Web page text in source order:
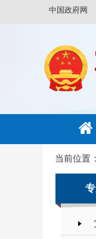
中国政府网
当前位置：